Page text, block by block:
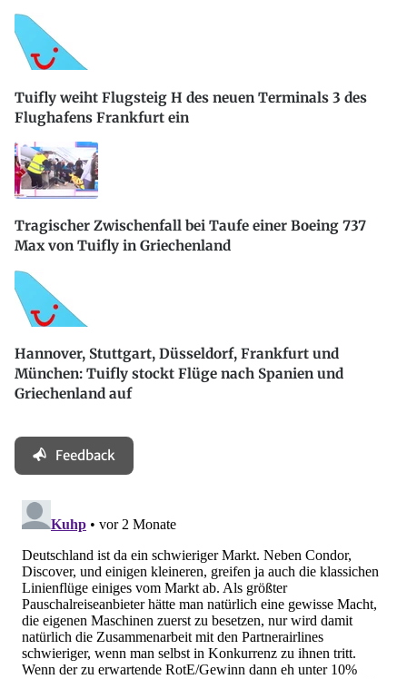
Tuifly weiht Flugsteig H des neuen Terminals 3 des
Flughafens Frankfurt ein
Tragischer Zwischenfall bei Taufe einer Boeing 737
Max von Tuifly in Griechenland
Hannover, Stuttgart, Düsseldorf, Frankfurt und
München: Tuifly stockt Flüge nach Spanien und
Griechenland auf
Feedback